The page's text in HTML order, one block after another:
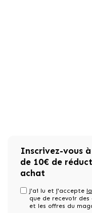
Inscrivez-vous
de 10€ de
achat
J'ai lu et j'accepte
que de recevoir
et les offres du